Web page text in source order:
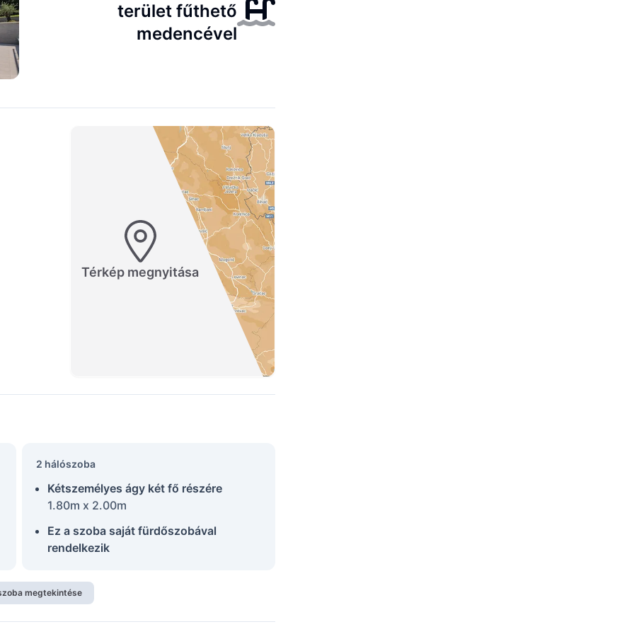
terület fűthető
medencével
Térkép megnyitása
2 hálószoba
Kétszemélyes ágy két fő részére
1.80m x 2.00m
Ez a szoba saját fürdőszobával
rendelkezik
megtekintése